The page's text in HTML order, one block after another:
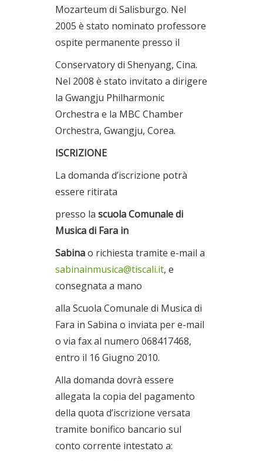
Mozarteum di Salisburgo. Nel
2005 è stato nominato professore
ospite permanente presso il
Conservatory di Shenyang, Cina.
Nel 2008 è stato invitato a dirigere
la Gwangju Philharmonic
Orchestra e la MBC Chamber
Orchestra, Gwangju, Corea.
ISCRIZIONE
La domanda d’iscrizione potrà
essere ritirata
presso la scuola Comunale di
Musica di Fara in
Sabinao richiesta tramite e-mail a
sabinainmusica@tiscali.it, e
consegnata a mano
alla Scuola Comunale di Musica di
Fara in Sabina o inviata per e-mail
o via fax al numero 068417468,
entro il 16 Giugno 2010.
Alla domanda dovrà essere
allegata la copia del pagamento
della quota d’iscrizione versata
tramite bonifico bancario sul
conto corrente intestato a: